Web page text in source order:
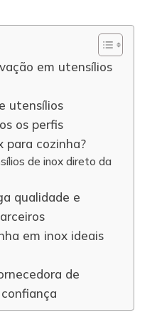
em utensílios
utensílios
os perfis
para cozinha?
de inox direto da
qualidade e
em inox ideais
de